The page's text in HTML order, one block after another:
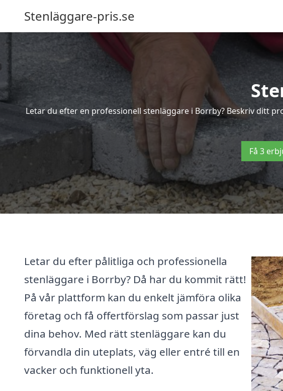
Stenläggare-pris.se
Letar du efter en professionell stenläggare i Borrby? Beskriv ditt
Få 3
Letar du efter pålitliga och professionella
stenläggare i Borrby? Då har du kommit rätt!
På vår plattform kan du enkelt jämföra olika
företag och få offertförslag som passar just
dina behov. Med rätt stenläggare kan du
förvandla din uteplats, väg eller entré till en
vacker och funktionell yta.